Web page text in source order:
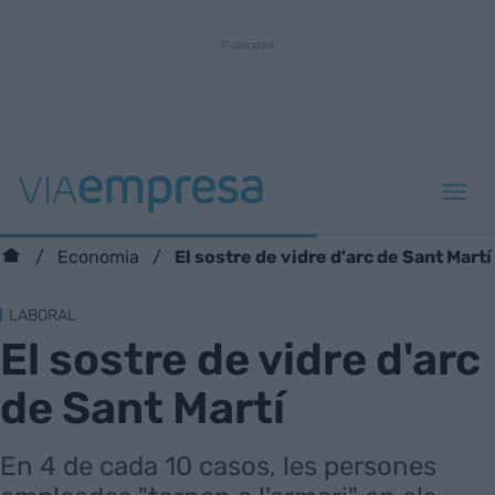
Economia El sostre de vidre d'arc de Sant Martí
LABORAL
El sostre de vidre d'arc
de Sant Martí
En 4 de cada 10 casos, les persones